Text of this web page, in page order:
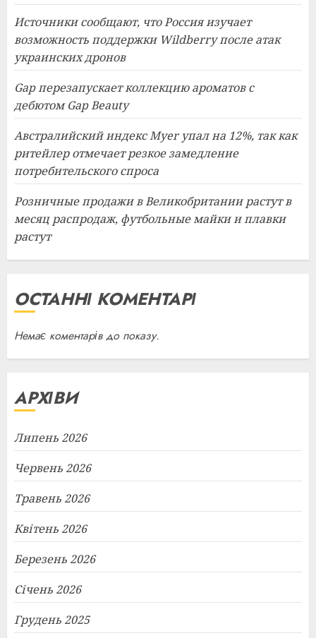
Источники сообщают, что Россия изучает
возможность поддержки Wildberry после атак
украинских дронов
Gap перезапускает коллекцию ароматов с
дебютом Gap Beauty
Австралийский индекс Myer упал на 12%, так как
ритейлер отмечает резкое замедление
потребительского спроса
Розничные продажи в Великобритании растут в
месяц распродаж, футбольные майки и плавки
растут
ОСТАННІ КОМЕНТАРІ
Немає коментарів до показу.
АРХІВИ
Липень 2026
Червень 2026
Травень 2026
Квітень 2026
Березень 2026
Січень 2026
Грудень 2025